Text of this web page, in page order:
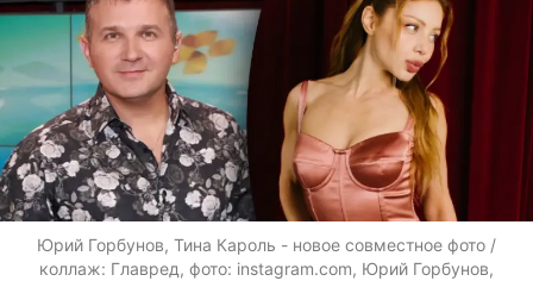
Юрий Горбунов, Тина Кароль - новое совместное фото /
коллаж: Главред, фото: instagram.com, Юрий Горбунов,